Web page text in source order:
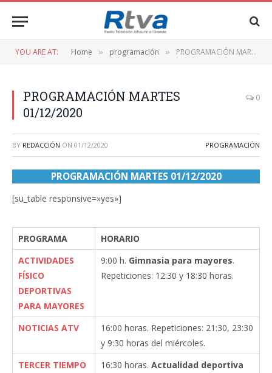
YOU ARE AT: Home » programación » PROGRAMACIÓN MARTES 01/12/2020
PROGRAMACIÓN MARTES
01/12/2020
0
BY REDACCIÓN ON 01/12/2020 PROGRAMACIÓN
PROGRAMACIÓN MARTES 01/12/2020
[su_table responsive=»yes»]
PROGRAMA
HORARIO
ACTIVIDADES
FÍSICO
DEPORTIVAS
PARA MAYORES
9:00 h. Gimnasia para mayores.
Repeticiones: 12:30 y 18:30 horas.
NOTICIAS ATV
16:00 horas. Repeticiones: 21:30, 23:30
y 9:30 horas del miércoles.
TERCER TIEMPO
16:30 horas. Actualidad deportiva